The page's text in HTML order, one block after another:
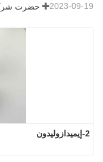
2023-09-19
2-إيميدازوليدون